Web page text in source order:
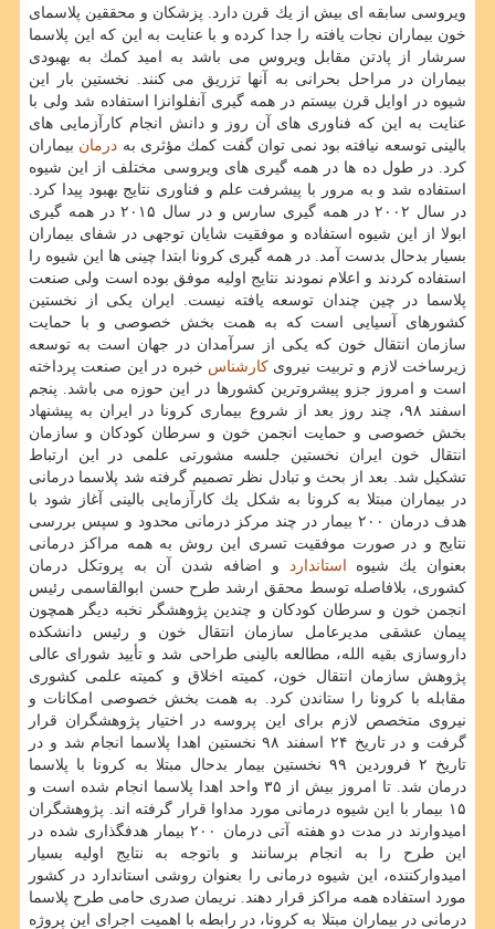
ویروسی سابقه ای بیش از یك قرن دارد. پزشكان و محققین پلاسمای
خون بیماران نجات یافته را جدا كرده و با عنایت به این كه این پلاسما
سرشار از پادتن مقابل ویروس می باشد به امید كمك به بهبودی
بیماران در مراحل بحرانی به آنها تزریق می كنند. نخستین بار این
شیوه در اوایل قرن بیستم در همه گیری آنفلوانزا استفاده شد ولی با
عنایت به این كه فناوری های آن روز و دانش انجام كارآزمایی های
بالینی توسعه نیافته بود نمی توان گفت كمك مؤثری به درمان بیماران
كرد. در طول ده ها در همه گیری های ویروسی مختلف از این شیوه
استفاده شد و به مرور با پیشرفت علم و فناوری نتایج بهبود پیدا كرد.
در سال ۲۰۰۲ در همه گیری سارس و در سال ۲۰۱۵ در همه گیری
ابولا از این شیوه استفاده و موفقیت شایان توجهی در شفای بیماران
بسیار بدحال بدست آمد. در همه گیری كرونا ابتدا چینی ها این شیوه را
استفاده كردند و اعلام نمودند نتایج اولیه موفق بوده است ولی صنعت
پلاسما در چین چندان توسعه یافته نیست. ایران یكی از نخستین
كشورهای آسیایی است كه به همت بخش خصوصی و با حمایت
سازمان انتقال خون كه یكی از سرآمدان در جهان است به توسعه
زیرساخت لازم و تربیت نیروی كارشناس خبره در این صنعت پرداخته
است و امروز جزو پیشروترین كشورها در این حوزه می باشد. پنجم
اسفند ۹۸، چند روز بعد از شروع بیماری كرونا در ایران به پیشنهاد
بخش خصوصی و حمایت انجمن خون و سرطان كودكان و سازمان
انتقال خون ایران نخستین جلسه مشورتی علمی در این ارتباط
تشكیل شد. بعد از بحث و تبادل نظر تصمیم گرفته شد پلاسما درمانی
در بیماران مبتلا به كرونا به شكل یك كارآزمایی بالینی آغاز شود با
هدف درمان ۲۰۰ بیمار در چند مركز درمانی محدود و سپس بررسی
نتایج و در صورت موفقیت تسری این روش به همه مراكز درمانی
بعنوان یك شیوه
استاندارد و اضافه شدن آن به پروتكل درمان
كشوری، بلافاصله توسط محقق ارشد طرح حسن ابوالقاسمی رئیس
انجمن خون و سرطان كودكان و چندین پژوهشگر نخبه دیگر همچون
پیمان عشقی مدیرعامل سازمان انتقال خون و رئیس دانشكده
داروسازی بقیه الله، مطالعه بالینی طراحی شد و تأیید شورای عالی
پژوهش سازمان انتقال خون، كمیته اخلاق و كمیته علمی كشوری
مقابله با كرونا را ستاندن كرد. به همت بخش خصوصی امكانات و
نیروی متخصص لازم برای این پروسه در اختیار پژوهشگران قرار
گرفت و در تاریخ ۲۴ اسفند ۹۸ نخستین اهدا پلاسما انجام شد و در
تاریخ ۲ فروردین ۹۹ نخستین بیمار بدحال مبتلا به كرونا با پلاسما
درمان شد. تا امروز بیش از ۳۵ واحد اهدا پلاسما انجام شده است و
۱۵ بیمار با این شیوه درمانی مورد مداوا قرار گرفته اند. پژوهشگران
امیدوارند در مدت دو هفته آتی درمان ۲۰۰ بیمار هدفگذاری شده در
این طرح را به انجام برسانند و باتوجه به نتایج اولیه بسیار
امیدواركننده، این شیوه درمانی را بعنوان روشی استاندارد در كشور
مورد استفاده همه مراكز قرار دهند. نریمان صدری حامی طرح پلاسما
درمانی در بیماران مبتلا به كرونا، در رابطه با اهمیت اجرای این پروژه